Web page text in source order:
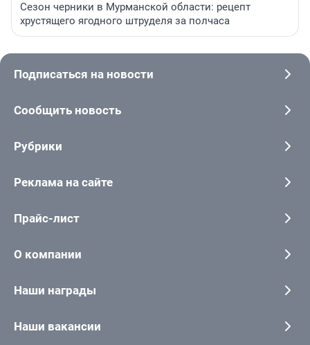
Сезон черники в Мурманской области: рецепт
хрустящего ягодного штруделя за полчаса
Подписаться на новости
Сообщить новость
Рубрики
Реклама на сайте
Прайс-лист
О компании
Наши награды
Наши вакансии